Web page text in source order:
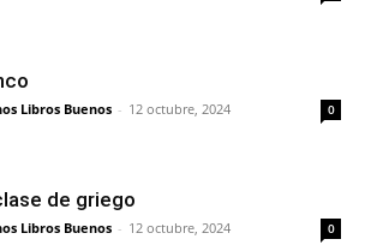
Libros Buenos - 12 octubre, 2024 0
de griego
Libros Buenos - 12 octubre, 2024 0